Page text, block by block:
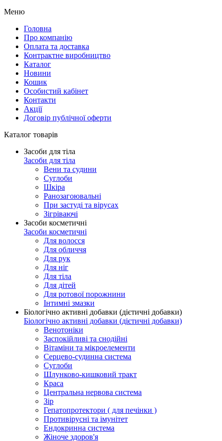
Меню
Головна
Про компанію
Оплата та доставка
Контрактне виробництво
Каталог
Новини
Кошик
Особистий кабінет
Контакти
Акції
Договір публічної оферти
Каталог товарів
Засоби для тіла
Засоби для тіла
Вени та судини
Суглоби
Шкіра
Ранозагоювальні
При застуді та вірусах
Зігріваючі
Засоби косметичні
Засоби косметичні
Для волосся
Для обличчя
Для рук
Для ніг
Для тіла
Для дітей
Для ротової порожнини
Інтимні змазки
Біологічно активні добавки (дієтичні добавки)
Біологічно активні добавки (дієтичні добавки)
Венотоніки
Заспокійливі та снодійні
Вітаміни та мікроелементи
Серцево-судинна система
Суглоби
Шлунково-кишковий тракт
Краса
Центральна нервова система
Зір
Гепатопротектори ( для печінки )
Противірусні та імунітет
Ендокринна система
Жіноче здоров'я